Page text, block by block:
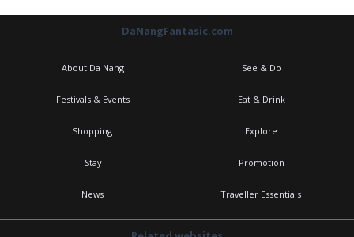
DaNangFantasic.com
About Da Nang See & Do
Festivals & Events Eat & Drink
Shopping Explore
Stay Promotion
News Traveller Essentials